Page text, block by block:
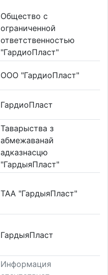
Общество с
ограниченной
ответственностью
"ГардиоПласт"
ООО "ГардиоПласт"
ГардиоПласт
Таварыства з
абмежаванай
адказнасцю
"ГардыяПласт"
ТАА "ГардыяПласт"
ГардыяПласт
Информация